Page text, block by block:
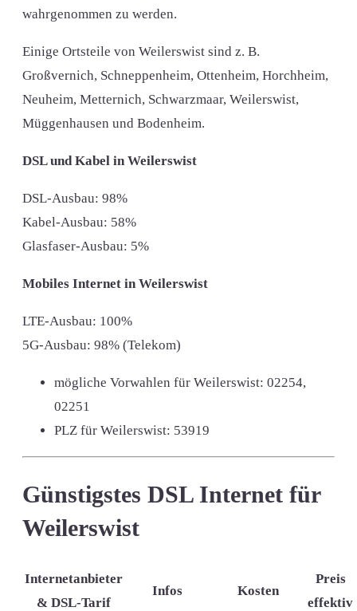
wahrgenommen zu werden.
Einige Ortsteile von Weilerswist sind z. B.
Großvernich, Schneppenheim, Ottenheim, Horchheim,
Neuheim, Metternich, Schwarzmaar, Weilerswist,
Müggenhausen und Bodenheim.
DSL und Kabel in Weilerswist
DSL-Ausbau: 98%
Kabel-Ausbau: 58%
Glasfaser-Ausbau: 5%
Mobiles Internet in Weilerswist
LTE-Ausbau: 100%
5G-Ausbau: 98% (Telekom)
mögliche Vorwahlen für Weilerswist: 02254,
02251
PLZ für Weilerswist: 53919
Günstigstes DSL Internet für
Weilerswist
Internetanbieter
& DSL-Tarif
Infos Kosten
Preis
effektiv